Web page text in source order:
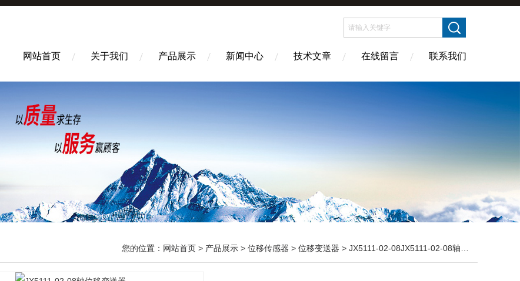
网站首页 关于我们 产品展示 新闻中心 技术文章 在线留言 联系我们
您的位置： 网站首页 > 产品展示 > 位移传感器 > 位移变送器 > JX5111-02-08JX5111-02-08轴位移变送器